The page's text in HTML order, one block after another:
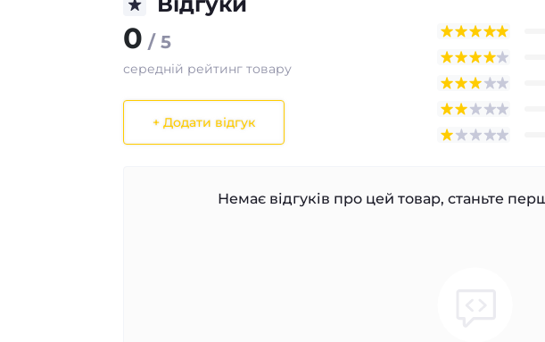
0 / 5
середній рейтинг товару
+ Додати відгук
Немає відгуків про цей товар, станьте